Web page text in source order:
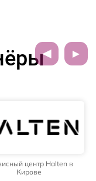
центр Halten в
Кирове